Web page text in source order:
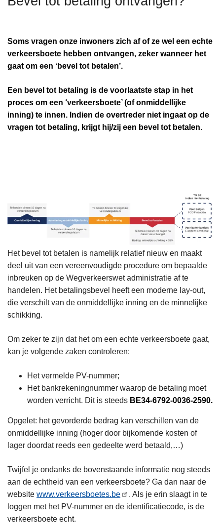
Soms vragen onze inwoners zich af of ze wel een echte
verkeersboete hebben ontvangen, zeker wanneer het
gaat om een ‘bevel tot betalen’.
Een bevel tot betaling is de voorlaatste stap in het
proces om een ‘verkeersboete’ (of onmiddellijke
inning) te innen. Indien de overtreder niet ingaat op de
vragen tot betaling, krijgt hij/zij een bevel tot betalen.
Het bevel tot betalen is namelijk relatief nieuw en maakt
deel uit van een vereenvoudigde procedure om bepaalde
inbreuken op de Wegverkeerswet administratie af te
handelen. Het betalingsbevel heeft een moderne lay-out,
die verschilt van de onmiddellijke inning en de minnelijke
schikking.
Om zeker te zijn dat het om een echte verkeersboete gaat,
kan je volgende zaken controleren:
Het vermelde PV-nummer;
Het bankrekeningnummer waarop de betaling moet
worden verricht. Dit is steeds BE34-6792-0036-2590.
Opgelet: het gevorderde bedrag kan verschillen van de
onmiddellijke inning (hoger door bijkomende kosten of
lager doordat reeds een gedeelte werd betaald,…)
Twijfel je ondanks de bovenstaande informatie nog steeds
aan de echtheid van een verkeersboete? Ga dan naar de
website www.verkeersboetes.be
. Als je erin slaagt in te
loggen met het PV-nummer en de identificatiecode, is de
verkeersboete echt.